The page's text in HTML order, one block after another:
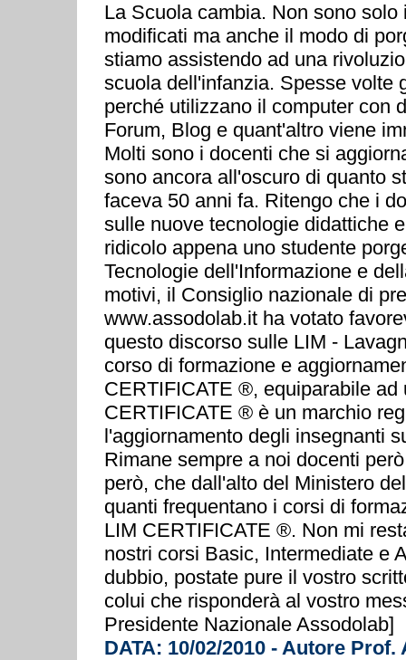
La Scuola cambia. Non sono
modificati ma anche il modo di
stiamo assistendo ad una
scuola dell'infanzia. Spesse volte
perché utilizzano il computer con
Forum, Blog e quant'altro viene
Molti sono i docenti che si
sono ancora all'oscuro di quanto
faceva 50 anni fa. Ritengo che i
sulle nuove tecnologie didattiche
ridicolo appena uno studente
Tecnologie dell'Informazione e
motivi, il Consiglio nazionale di
www.assodolab.it ha votato
questo discorso sulle LIM -
corso di formazione e
CERTIFICATE ®, equiparabile
CERTIFICATE ® è un marchio
l'aggiornamento degli insegnanti
Rimane sempre a noi docenti
però, che dall'alto del Ministero
quanti frequentano i corsi di
LIM CERTIFICATE ®. Non mi
nostri corsi Basic, Intermediate e
dubbio, postate pure il vostro
colui che risponderà al vostro
Presidente Nazionale Assodolab]
DATA: 10/02/2010 - Autore